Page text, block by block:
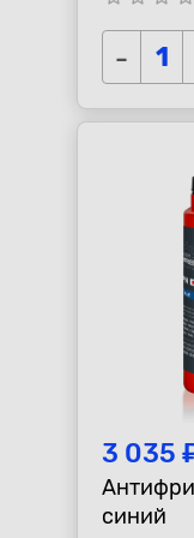
-
3 035
синий